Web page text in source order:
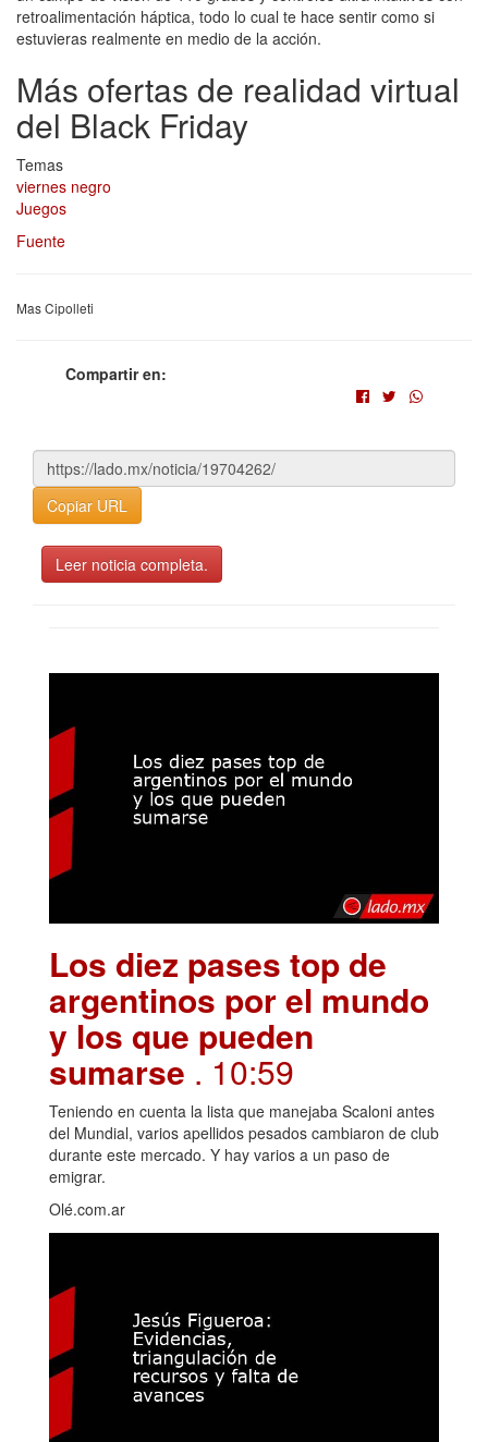
retroalimentación háptica, todo lo cual te hace sentir como si
estuvieras realmente en medio de la acción.
Más ofertas de realidad virtual
del Black Friday
Temas
viernes negro
Juegos
Fuente
Mas Cipolleti
Compartir en:
Copiar URL
Leer noticia completa.
Los diez pases top de
argentinos por el mundo
y los que pueden
sumarse . 10:59
Teniendo en cuenta la lista que manejaba Scaloni antes
del Mundial, varios apellidos pesados cambiaron de club
durante este mercado. Y hay varios a un paso de
emigrar.
Olé.com.ar